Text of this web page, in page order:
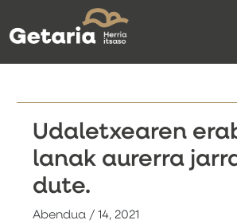
Udaletxearen
lanak aurerra
dute.
Abendua / 14, 2021